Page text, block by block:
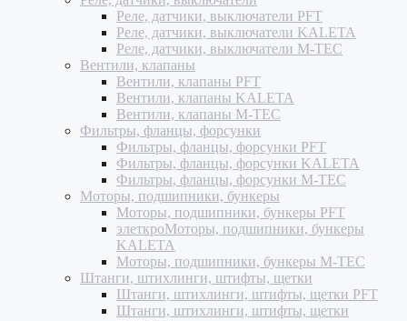
Реле, датчики, выключатели PFT
Реле, датчики, выключатели KALETA
Реле, датчики, выключатели M-TEC
Вентили, клапаны
Вентили, клапаны PFT
Вентили, клапаны KALETA
Вентили, клапаны M-TEC
Фильтры, фланцы, форсунки
Фильтры, фланцы, форсунки PFT
Фильтры, фланцы, форсунки KALETA
Фильтры, фланцы, форсунки M-TEC
Моторы, подшипники, бункеры
Моторы, подшипники, бункеры PFT
элеткроМоторы, подшипники, бункеры
KALETA
Моторы, подшипники, бункеры M-TEC
Штанги, штихлинги, штифты, щетки
Штанги, штихлинги, штифты, щетки PFT
Штанги, штихлинги, штифты, щетки